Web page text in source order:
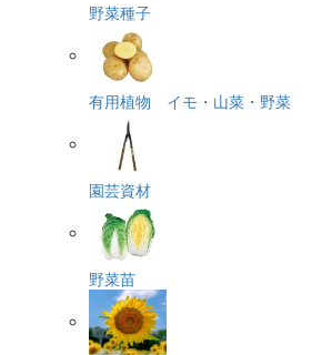
野菜種子
有用植物 イモ・山菜・野菜
園芸資材
野菜苗